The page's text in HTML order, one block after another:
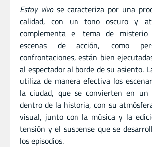
Estoy vivose caracteriza por una
calidad, con un tono oscuro y
complementa el tema de
escenas de acción, como
confrontaciones, están bien
al espectador al borde de su asiento.
utiliza de manera efectiva los
la ciudad, que se convierten en un
dentro de la historia, con su
visual, junto con la música y la
tensión y el suspense que se
los episodios.